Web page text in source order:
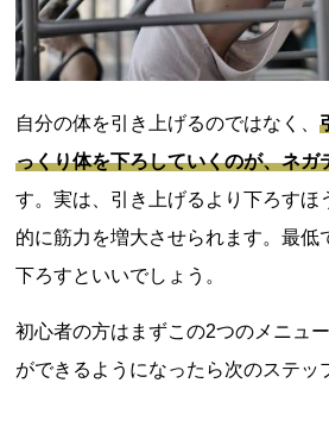
自分の体を引き上げるのではなく、
っくり体を下ろしていくのが、ネガ
す。実は、引き上げるより下ろすほ
的に筋力を増大させられます。最低
下ろすといいでしょう。
初心者の方はまずこの2つのメニュ
ができるようになったら次のステッ